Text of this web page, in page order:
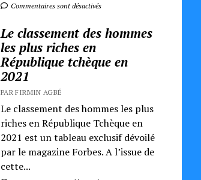
Commentaires sont désactivés
Le classement des hommes
les plus riches en
République tchèque en
2021
PAR FIRMIN AGBÉ
Le classement des hommes les plus
riches en République Tchèque en
2021 est un tableau exclusif dévoilé
par le magazine Forbes. A l’issue de
cette...